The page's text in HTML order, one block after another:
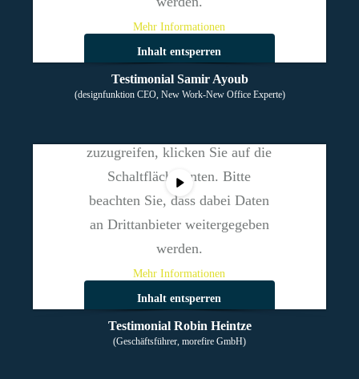
Mehr Informationen
Inhalt entsperren
Erforderlichen Service
Testimonial Samir Ayoub
(designfunktion CEO, New Work-New Office Experte)
Sie sehen gerade einen
Platzhalterinhalt von
zuzugreifen, klicken Sie auf die
Schaltfläche unten. Bitte
beachten Sie, dass dabei Daten
an Drittanbieter weitergegeben
werden.
Mehr Informationen
Inhalt entsperren
Erforderlichen Service
Testimonial Robin Heintze
(Geschäftsführer, morefire GmbH)